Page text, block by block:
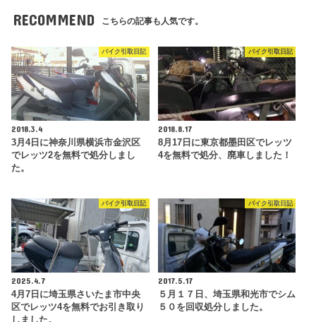
RECOMMEND こちらの記事も人気です。
バイク引取日記
2018.3.4
3月4日に神奈川県横浜市金沢区
でレッツ2を無料で処分しまし
た。
バイク引取日記
2018.8.17
8月17日に東京都墨田区でレッツ
4を無料で処分、廃車しました！
バイク引取日記
2025.4.7
4月7日に埼玉県さいたま市中央
区でレッツ4を無料でお引き取り
しました。
バイク引取日記
2017.5.17
５月１７日、埼玉県和光市でシム
５０を回収処分しました。